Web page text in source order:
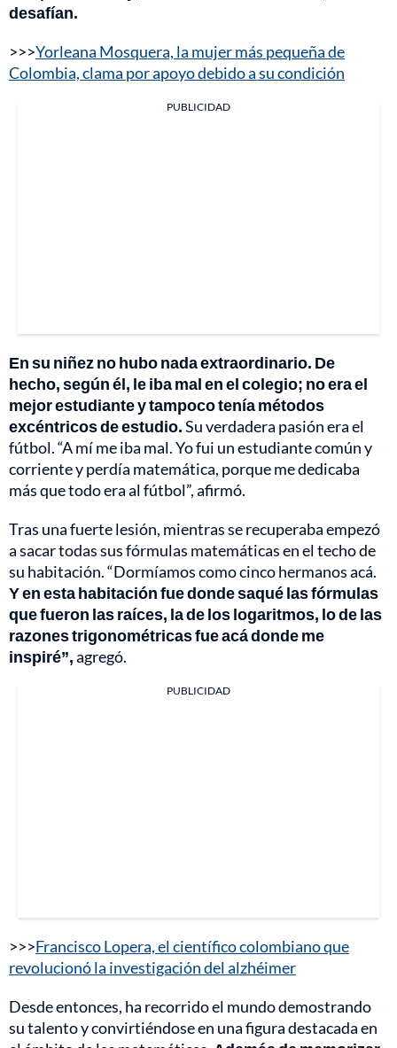
desafían.
>>>Yorleana Mosquera, la mujer más pequeña de
Colombia, clama por apoyo debido a su condición
PUBLICIDAD
En su niñez no hubo nada extraordinario. De
hecho, según él, le iba mal en el colegio; no era el
mejor estudiante y tampoco tenía métodos
excéntricos de estudio.Su verdadera pasión era el
fútbol. “A mí me iba mal. Yo fui un estudiante común y
corriente y perdía matemática, porque me dedicaba
más que todo era al fútbol”, afirmó.
Tras una fuerte lesión, mientras se recuperaba empezó
a sacar todas sus fórmulas matemáticas en el techo de
su habitación. “Dormíamos como cinco hermanos acá.
Y en esta habitación fue donde saqué las fórmulas
que fueron las raíces, la de los logaritmos, lo de las
razones trigonométricas fue acá donde me
inspiré”,agregó.
PUBLICIDAD
>>>Francisco Lopera, el científico colombiano que
revolucionó la investigación del alzhéimer
Desde entonces, ha recorrido el mundo demostrando
su talento y convirtiéndose en una figura destacada en